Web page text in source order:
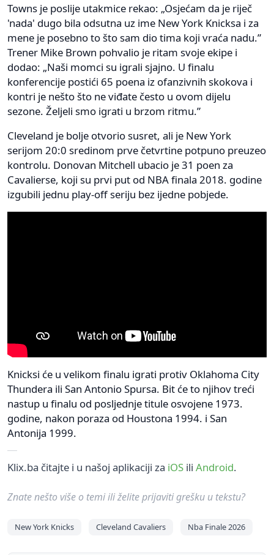
Towns je poslije utakmice rekao: „Osjećam da je riječ
'nada' dugo bila odsutna uz ime New York Knicksa i za
mene je posebno to što sam dio tima koji vraća nadu.”
Trener Mike Brown pohvalio je ritam svoje ekipe i
dodao: „Naši momci su igrali sjajno. U finalu
konferencije postići 65 poena iz ofanzivnih skokova i
kontri je nešto što ne viđate često u ovom dijelu
sezone. Željeli smo igrati u brzom ritmu.”
Cleveland je bolje otvorio susret, ali je New York
serijom 20:0 sredinom prve četvrtine potpuno preuzeo
kontrolu. Donovan Mitchell ubacio je 31 poen za
Cavalierse, koji su prvi put od NBA finala 2018. godine
izgubili jednu play-off seriju bez ijedne pobjede.
Knicksi će u velikom finalu igrati protiv Oklahoma City
Thundera ili San Antonio Spursa. Bit će to njihov treći
nastup u finalu od posljednje titule osvojene 1973.
godine, nakon poraza od Houstona 1994. i San
Antonija 1999.
Klix.ba čitajte i u našoj aplikaciji za iOS ili Android.
Znate nešto više o temi ili želite prijaviti grešku u tekstu?
New York Knicks Cleveland Cavaliers Nba Finale 2026